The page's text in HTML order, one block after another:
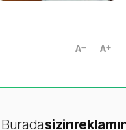
A A
Buradasizin